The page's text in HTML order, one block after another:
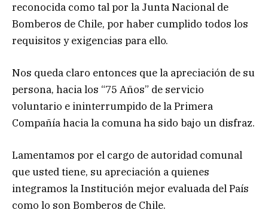
reconocida como tal por la Junta Nacional de
Bomberos de Chile, por haber cumplido todos los
requisitos y exigencias para ello.
Nos queda claro entonces que la apreciación de su
persona, hacia los “75 Años” de servicio
voluntario e ininterrumpido de la Primera
Compañía hacia la comuna ha sido bajo un disfraz.
Lamentamos por el cargo de autoridad comunal
que usted tiene, su apreciación a quienes
integramos la Institución mejor evaluada del País
como lo son Bomberos de Chile.